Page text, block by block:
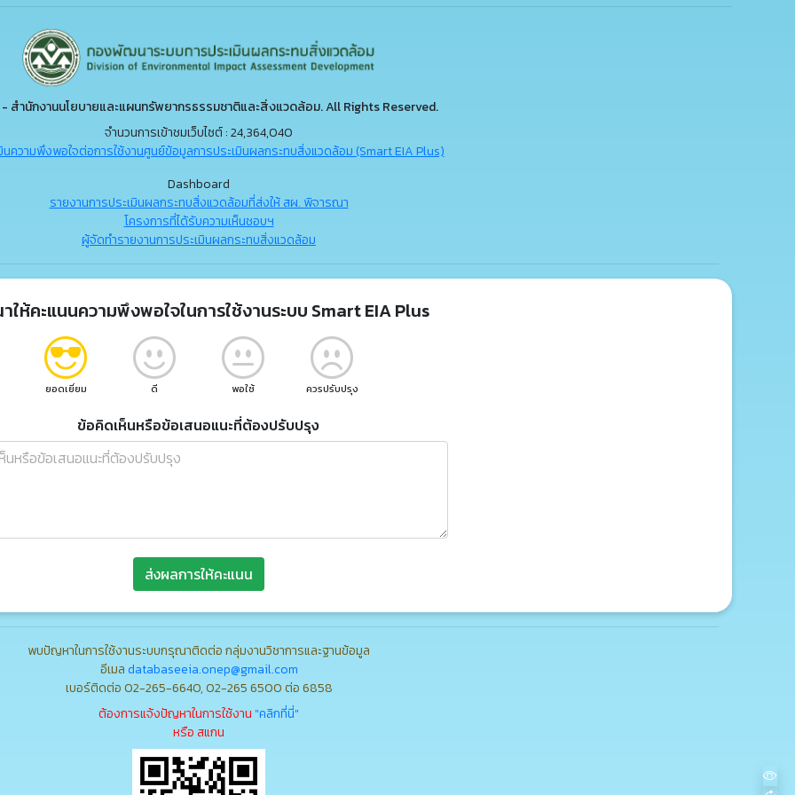
สำนักงานนโยบายและแผนทรัพยากรธรรมชาติและสิ่งแวดล้อม. All Rights Reserved.
จำนวนการเข้าชมเว็บไซต์ : 24,364,040
นความพึงพอใจต่อการใช้งานศูนย์ข้อมูลการประเมินผลกระทบสิ่งแวดล้อม (Smart EIA Plus)
Dashboard
รายงานการประเมินผลกระทบสิ่งแวดล้อมที่ส่งให้ สผ. พิจารณา
โครงการที่ได้รับความเห็นชอบฯ
ผู้จัดทำรายงานการประเมินผลกระทบสิ่งแวดล้อม
ให้คะแนนความพึงพอใจในการใช้งานระบบ Smart EIA Plus
ยอดเยี่ยม ดี พอใช้ ควรปรับปรุง
ข้อคิดเห็นหรือข้อเสนอแนะที่ต้องปรับปรุง
ส่งผลการให้คะแนน
พบปัญหาในการใช้งานระบบกรุณาติดต่อ กลุ่มงานวิชาการและฐานข้อมูล
อีเมล databaseeia.onep@gmail.com
เบอร์ติดต่อ 02-265-6640, 02-265 6500 ต่อ 6858
ต้องการแจ้งปัญหาในการใช้งาน "คลิกที่นี่"
หรือ สแกน